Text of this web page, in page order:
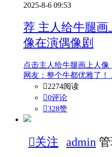
2025-8-6 09:53
荐 主人给牛腿
像在演偶像剧
点击主人给牛腿画上人像
网友：整个牛都优雅了！
2274阅读
0评论
328赞
关注 admin